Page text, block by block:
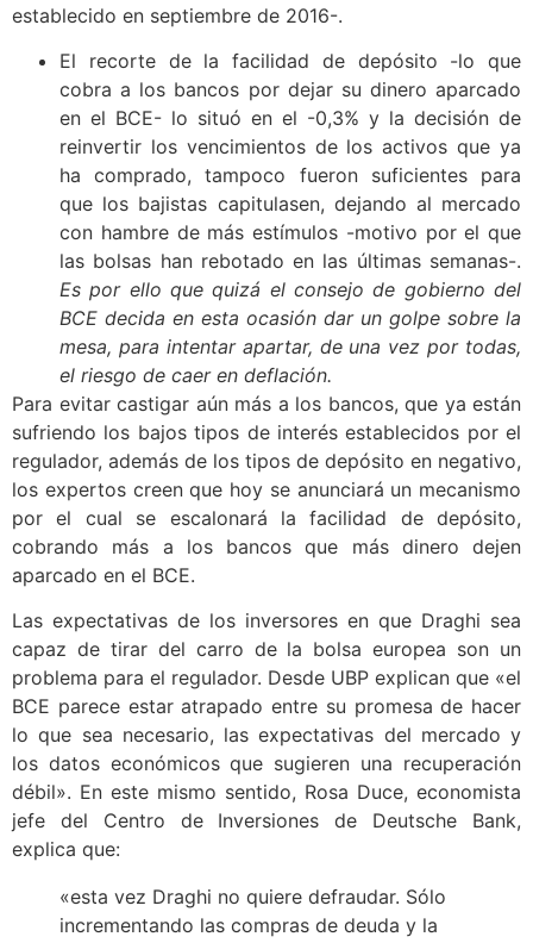
establecido en septiembre de 2016-.
El recorte de la facilidad de depósito -lo que
cobra a los bancos por dejar su dinero aparcado
en el BCE- lo situó en el -0,3% y la decisión de
reinvertir los vencimientos de los activos que ya
ha comprado, tampoco fueron suficientes para
que los bajistas capitulasen, dejando al mercado
con hambre de más estímulos -motivo por el que
las bolsas han rebotado en las últimas semanas-.
Es por ello que quizá el consejo de gobierno del
BCE decida en esta ocasión dar un golpe sobre la
mesa, para intentar apartar, de una vez por todas,
el riesgo de caer en deflación.
Para evitar castigar aún más a los bancos, que ya están
sufriendo los bajos tipos de interés establecidos por el
regulador, además de los tipos de depósito en negativo,
los expertos creen que hoy se anunciará un mecanismo
por el cual se escalonará la facilidad de depósito,
cobrando más a los bancos que más dinero dejen
aparcado en el BCE.
Las expectativas de los inversores en que Draghi sea
capaz de tirar del carro de la bolsa europea son un
problema para el regulador. Desde UBP explican que «el
BCE parece estar atrapado entre su promesa de hacer
lo que sea necesario, las expectativas del mercado y
los datos económicos que sugieren una recuperación
débil». En este mismo sentido, Rosa Duce, economista
jefe del Centro de Inversiones de Deutsche Bank,
explica que:
«esta vez Draghi no quiere defraudar. Sólo
incrementando las compras de deuda y la